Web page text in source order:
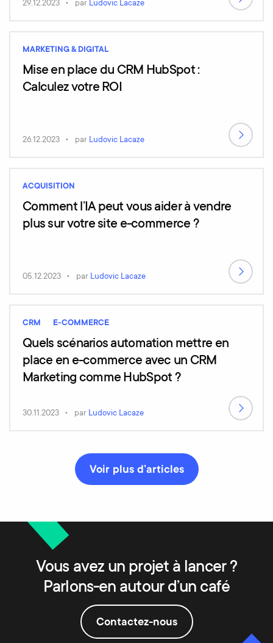
29.12.2023 par Ludovic Lacaze
MARKETING & DIGITAL
Mise en place du CRM HubSpot :
Calculez votre ROI
26.12.2023 par Ludovic Lacaze
ACQUISITION
Comment l’IA peut vous aider à vendre
plus sur votre site e-commerce ?
05.12.2023 par Ludovic Lacaze
CRM E-COMMERCE
Quels scénarios automation mettre en
place en e-commerce avec un CRM
Marketing comme HubSpot ?
30.11.2023 par Ludovic Lacaze
Voir plus d’articles
Vous avez un projet à lancer ?
Parlons-en autour d’un café
Contactez-nous